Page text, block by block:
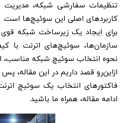
تنظیمات سفارشی شبکه، مدیریت
کاربردهای اصلی این سوئیچ‌ها است.
برای ایجاد یک زیرساخت شبکه
سازمان‌ها، سوئیچ‌های اترنت با
نحوه انتخاب سوئیچ شبکه مناسب،
ازاین‌رو قصد داریم در این مقاله،
فاکتورهای انتخاب یک سوئیچ
ادامه مقاله، همراه ما باشید.